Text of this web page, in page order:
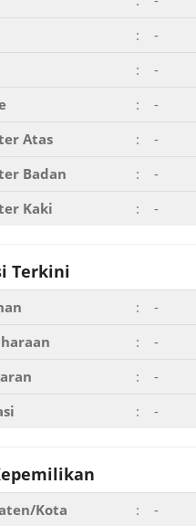
:
-
:
-
:
-
Atas
:
-
Badan
:
-
Kaki
: -
Terkini
:
-
:
-
:
-
: -
Kota :
-